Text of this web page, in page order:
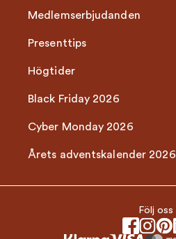
Medlemserbjudanden
Presenttips
Högtider
Black Friday 2026
Cyber Monday 2026
Årets adventskalender 2026
Följ oss